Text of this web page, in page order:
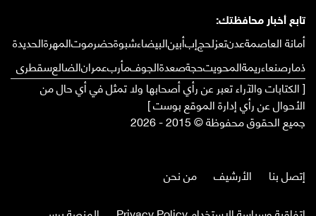
تابع أخبار محافظتك:
أمانة العاصمةعدنتعزلحجإبأبينالبيضاءشبوةحضرموتالمهرةالحديدة
ذمارصنعاءريمةالمحويتحجةصعدةالجوفمأربعمرانالضالعسقطرى
[ الكتابات والآراء تعبر عن رأي أصحابها ولا تمثل في أي حال من
الأحوال عن رأي إدارة الموقع بوست ]
جميع الحقوق محفوظة © 2015 - 2026
إتصل بنا الأرشيف
من نحن